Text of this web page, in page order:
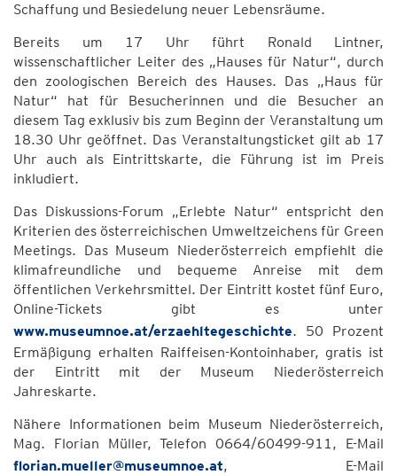
Schaffung und Besiedelung neuer Lebensräume.
Bereits um 17 Uhr führt Ronald Lintner,
wissenschaftlicher Leiter des „Hauses für Natur“, durch
den zoologischen Bereich des Hauses. Das „Haus für
Natur“ hat für Besucherinnen und die Besucher an
diesem Tag exklusiv bis zum Beginn der Veranstaltung um
18.30 Uhr geöffnet. Das Veranstaltungsticket gilt ab 17
Uhr auch als Eintrittskarte, die Führung ist im Preis
inkludiert.
Das Diskussions-Forum „Erlebte Natur“ entspricht den
Kriterien des österreichischen Umweltzeichens für Green
Meetings. Das Museum Niederösterreich empfiehlt die
klimafreundliche und bequeme Anreise mit dem
öffentlichen Verkehrsmittel. Der Eintritt kostet fünf Euro,
Online-Tickets gibt es unter
www.museumnoe.at/erzaehltegeschichte. 50 Prozent
Ermäßigung erhalten Raiffeisen-Kontoinhaber, gratis ist
der Eintritt mit der Museum Niederösterreich
Jahreskarte.
Nähere Informationen beim Museum Niederösterreich,
Mag. Florian Müller, Telefon 0664/60499-911, E-Mail
florian.mueller@museumnoe.at, E-Mail